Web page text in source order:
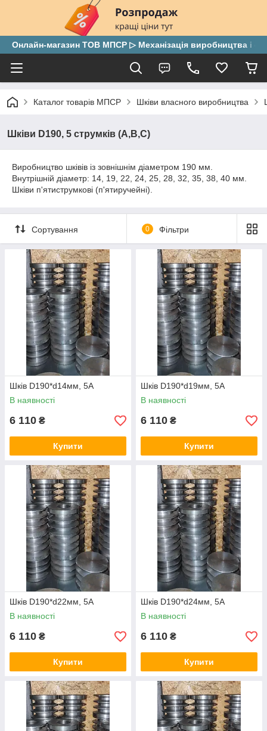
Онлайн-магазин ТОВ МПСР ▷ Механізація виробництва і
Каталог товарів МПСР Шківи власного виробництва
Шківи D190, 5 струмків (А,В,С)
Виробництво шківів із зовнішнім діаметром 190 мм.
Внутрішній діаметр: 14, 19, 22, 24, 25, 28, 32, 35, 38, 40 мм.
Шківи п'ятиструмкові (п'ятиручейні).
Сортування 0 Фільтри
Шків D190*d14мм, 5А
В наявності
6 110 ₴
Купити
Шків D190*d19мм, 5А
В наявності
6 110 ₴
Купити
Шків D190*d22мм, 5А
В наявності
6 110 ₴
Купити
Шків D190*d24мм, 5А
В наявності
6 110 ₴
Купити